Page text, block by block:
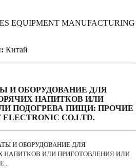
EQUIPMENT MANUFACTURING
Китай
И ОБОРУДОВАНИЕ ДЛЯ
НАПИТКОВ ИЛИ
ПОДОГРЕВА ПИЩИ: ПРОЧИЕ
ELECTRONIC CO.LTD.
И ОБОРУДОВАНИЕ ДЛЯ
НАПИТКОВ ИЛИ ПРИГОТОВЛЕНИЯ ИЛИ